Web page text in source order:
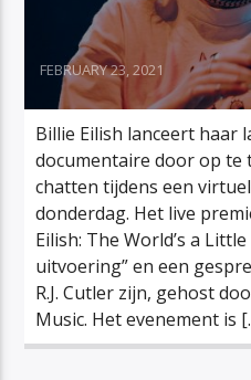
FEBRUARY 23, 2021
Billie Eilish lanceert haar
documentaire door op te
chatten tijdens een
donderdag. Het live
Eilish: The World’s a
uitvoering” en een
R.J. Cutler zijn, gehost
Music. Het evenement is